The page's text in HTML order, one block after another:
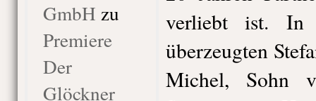
GmbH zu
Premiere
Der
Glöckner
verliebt ist. In
überzeugten
Michel, Sohn